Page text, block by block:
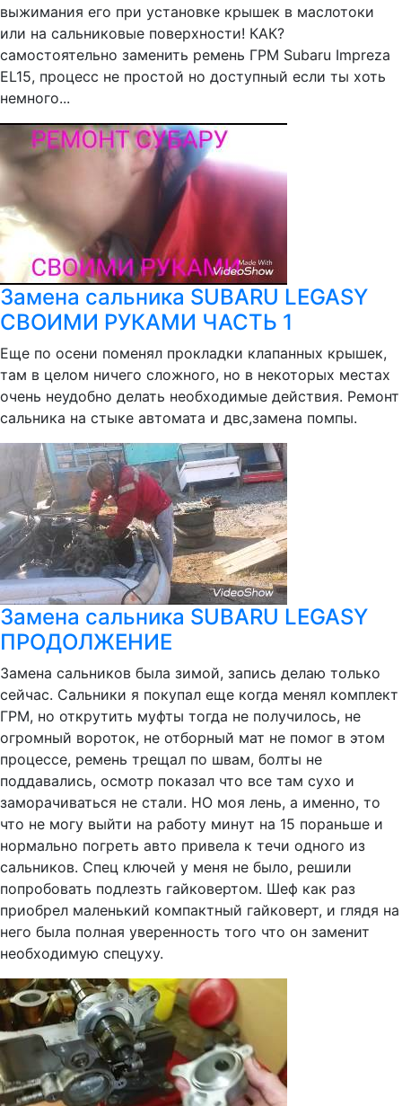
выжимания его при установке крышек в маслотоки
или на сальниковые поверхности! КАК?
самостоятельно заменить ремень ГРМ Subaru Impreza
EL15, процесс не простой но доступный если ты хоть
немного...
Замена сальника SUBARU LEGASY
СВОИМИ РУКАМИ ЧАСТЬ 1
Еще по осени поменял прокладки клапанных крышек,
там в целом ничего сложного, но в некоторых местах
очень неудобно делать необходимые действия. Ремонт
сальника на стыке автомата и двс,замена помпы.
Замена сальника SUBARU LEGASY
ПРОДОЛЖЕНИЕ
Замена сальников была зимой, запись делаю только
сейчас. Сальники я покупал еще когда менял комплект
ГРМ, но открутить муфты тогда не получилось, не
огромный вороток, не отборный мат не помог в этом
процессе, ремень трещал по швам, болты не
поддавались, осмотр показал что все там сухо и
заморачиваться не стали. НО моя лень, а именно, то
что не могу выйти на работу минут на 15 пораньше и
нормально погреть авто привела к течи одного из
сальников. Спец ключей у меня не было, решили
попробовать подлезть гайковертом. Шеф как раз
приобрел маленький компактный гайковерт, и глядя на
него была полная уверенность того что он заменит
необходимую спецуху.